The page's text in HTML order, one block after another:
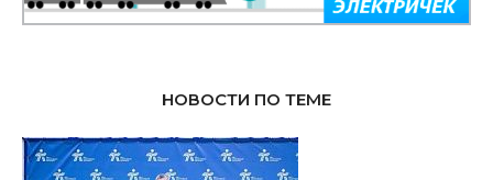
НОВОСТИ ПО ТЕМЕ